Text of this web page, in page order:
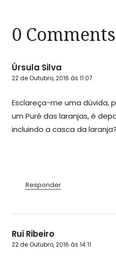
0 Comments
Úrsula Silva
22 de Outubro, 2016 às 11:07
Esclareça-me uma dúvida,
um Puré das laranjas, é
incluindo a casca da laranja?
Responder
Rui Ribeiro
22 de Outubro, 2016 às 14:11